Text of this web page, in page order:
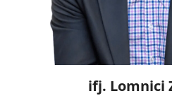
ifj. Lomnici